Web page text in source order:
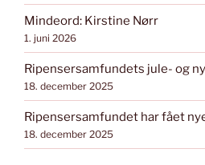
Mindeord: Kirstine Nørr
1. juni 2026
Ripensersamfundets jule- og
18. december 2025
Ripensersamfundet har fået
18. december 2025